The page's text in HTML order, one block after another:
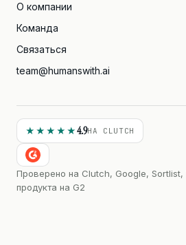
О компании
Команда
Связаться
team@humanswith.ai
★★★★★4.9НА CLUTCH
Проверено на Clutch, Google, Sortlist,
продукта на G2